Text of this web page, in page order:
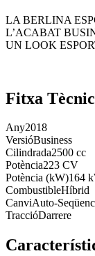
LA BERLINA
L’ACABAT
UN LOOK
Fitxa
Any2018
VersióBusiness
Cilindrada2500 cc
Potència223 CV
Potència (kW)164
CombustibleHíbrid
CanviAuto-
TraccióDarrere